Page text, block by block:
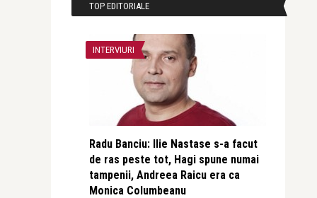
TOP EDITORIALE
INTERVIURI
Radu Banciu: Ilie Nastase s-a facut
de ras peste tot, Hagi spune numai
tampenii, Andreea Raicu era ca
Monica Columbeanu